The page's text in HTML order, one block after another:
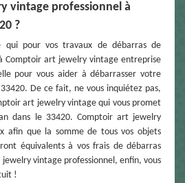
vintage professionnel à
?
qui pour vos travaux de débarras de
Comptoir art jewelry vintage entreprise
pour vous aider à débarrasser votre
De ce fait, ne vous inquiétez pas,
art jewelry vintage qui vous promet
dans le 33420. Comptoir art jewelry
afin que la somme de tous vos objets
équivalents à vos frais de débarras
vintage professionnel, enfin, vous
!